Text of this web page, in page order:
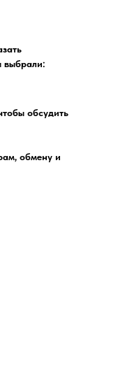
выбрали:
обсудить
обмену и